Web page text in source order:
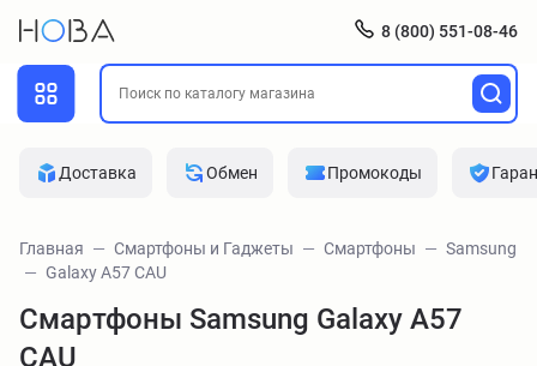
8 (800) 551-08-46
Доставка Обмен Промокоды
Главная Смартфоны и Гаджеты Смартфоны
Samsung
Galaxy A57 CAU
Смартфоны Samsung Galaxy A57
CAU